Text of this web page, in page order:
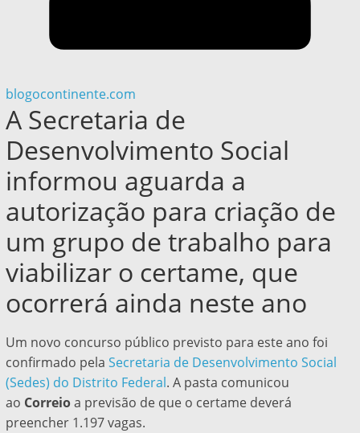
blogocontinente.com
A Secretaria de
Desenvolvimento Social
informou aguarda a
autorização para criação de
um grupo de trabalho para
viabilizar o certame, que
ocorrerá ainda neste ano
Um novo concurso público previsto para este ano foi
confirmado pela Secretaria de Desenvolvimento Social
(Sedes) do Distrito Federal. A pasta comunicou
ao Correioa previsão de que o certame deverá
preencher 1.197 vagas.